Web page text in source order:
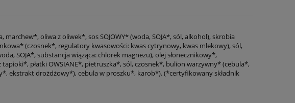
oliwa z oliwek*, sos SOJOWY* (woda, SOJA*, sól, alkohol), skrobia
(czosnek*, regulatory kwasowości: kwas cytrynowy, kwas mlekowy), sól,
SOJA*, substancja wiążąca: chlorek magnezu), olej słonecznikowy*,
tapioki*, płatki OWSIANE*, pietruszka*, sól, czosnek*, bulion warzywny* (cebula*,
ekstrakt drożdżowy*), cebula w proszku*, karob*). (*certyfikowany składnik